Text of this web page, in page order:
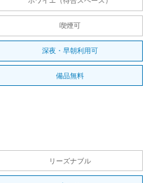
喫煙可
深夜・早朝利用可
備品無料
リーズナブル